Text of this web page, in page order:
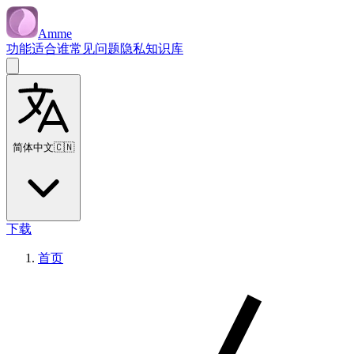
Amme
功能适合谁常见问题隐私知识库
简体中文🇨🇳
下载
首页